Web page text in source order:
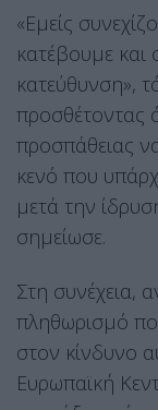
«Εμείς
κατέβουμε
κατεύθυνση»,
προσθέτοντας
προσπάθειας
κενό που
μετά την
σημείωσε.
Στη συνέχεια,
πληθωρισμό
στον κίνδυνο
Ευρωπαϊκή